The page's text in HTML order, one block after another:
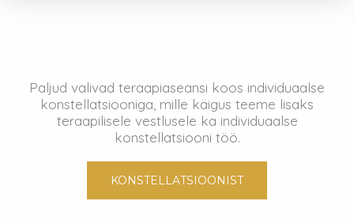
Paljud valivad teraapiaseansi koos individuaalse
konstellatsiooniga, mille käigus teeme lisaks
teraapilisele vestlusele ka individuaalse
konstellatsiooni töö.
KONSTELLATSIOONIST